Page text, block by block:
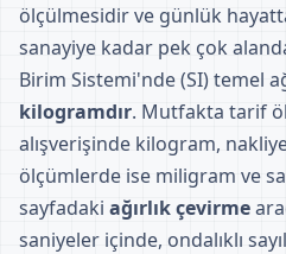
ölçülmesidir ve günlük
sanayiye kadar pek çok
Birim Sistemi'nde (SI) temel
kilogramdır. Mutfakta tarif
alışverişinde kilogram,
ölçümlerde ise miligram ve
sayfadaki ağırlık çevirme
saniyeler içinde, ondalıklı